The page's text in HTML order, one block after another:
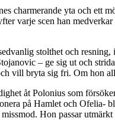
charmerande yta och ett
varje scen han
stolthet och
– ge sig ut och
vill bryta sig fri. Om hon
åt Polonius som
på Hamlet och Ofelia-
Hon passar